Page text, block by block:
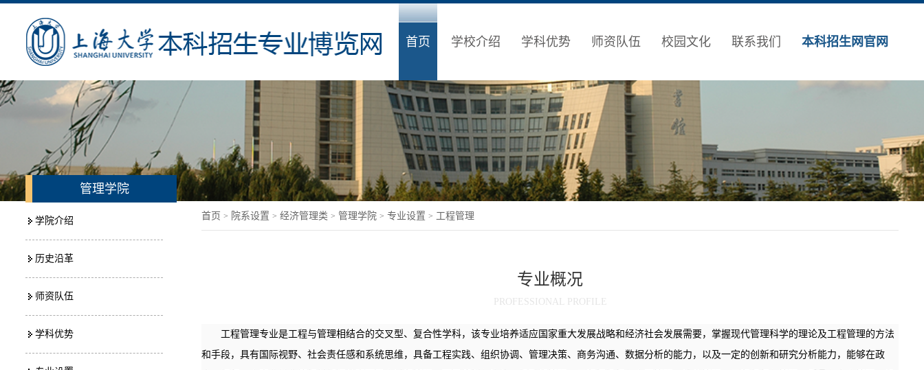
首页 学校介绍 学科优势 师资队伍 校园文化 联系我们 本科招生网官网
管理学院
学院介绍
历史沿革
师资队伍
学科优势
首页 > 院系设置 > 经济管理类 > 管理学院 > 专业设置 > 工程管理
专业概况
PROFESSIONAL PROFILE
工程管理专业是工程与管理相结合的交叉型、复合性学科，该专业培养适应国家重大发展战略和经济社会发展需要，掌握现代管理科学的理论及工程管理的方法
和手段，具有国际视野、社会责任感和系统思维，具备工程实践、组织协调、管理决策、商务沟通、数据分析的能力，以及一定的创新和研究分析能力，能够在政